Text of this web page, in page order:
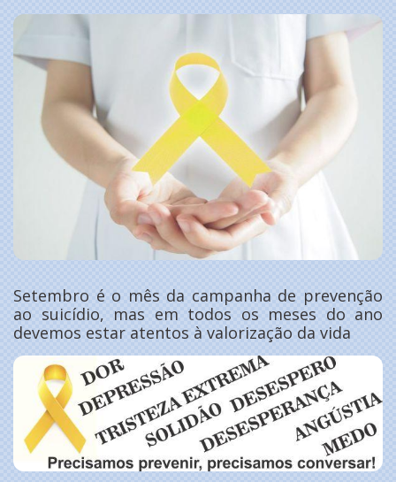
Setembro é o mês da campanha de prevenção
ao suicídio, mas em todos os meses do ano
devemos estar atentos à valorização da vida